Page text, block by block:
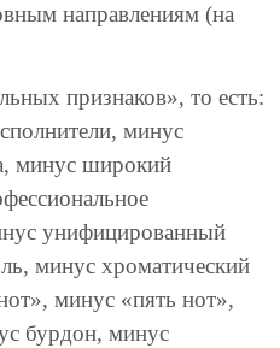
направлениям (на
признаков», то есть:
минус
минус широкий
унифицированный
минус хроматический
минус «пять нот»,
бурдон, минус